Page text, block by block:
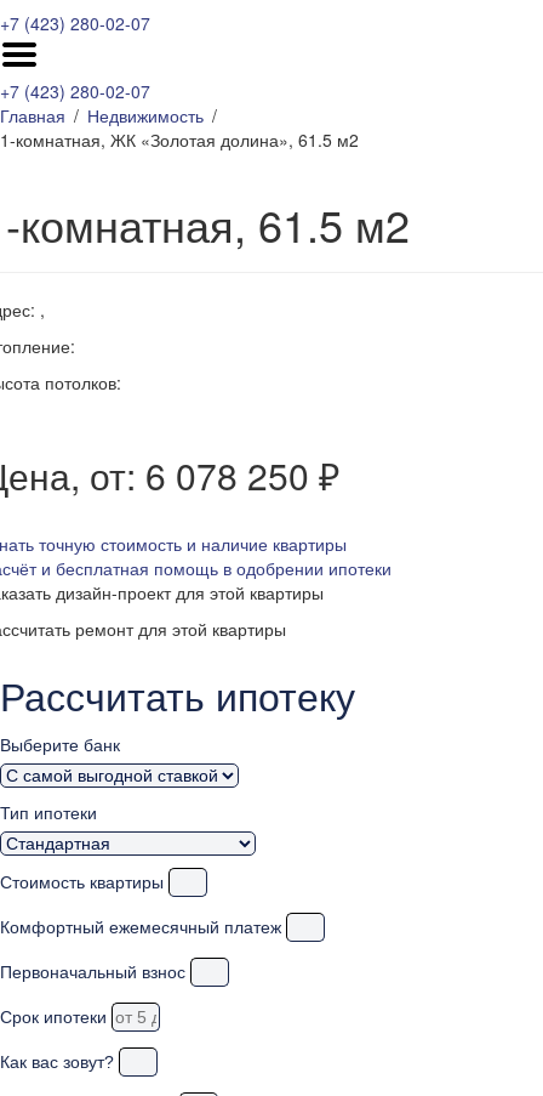
+7 (423) 280-02-07
+7 (423) 280-02-07
Главная
Недвижимость
1-комнатная, ЖК «Золотая долина», 61.5 м2
комнатная, 61.5 м2
,
потолков:
от: 6 078 250 ₽
точную стоимость и наличие квартиры
и бесплатная помощь в одобрении ипотеки
дизайн-проект для этой квартиры
ремонт для этой квартиры
Рассчитать ипотеку
Выберите банк
Тип ипотеки
Стоимость квартиры
Комфортный ежемесячный платеж
Первоначальный взнос
Срок ипотеки
Как вас зовут?